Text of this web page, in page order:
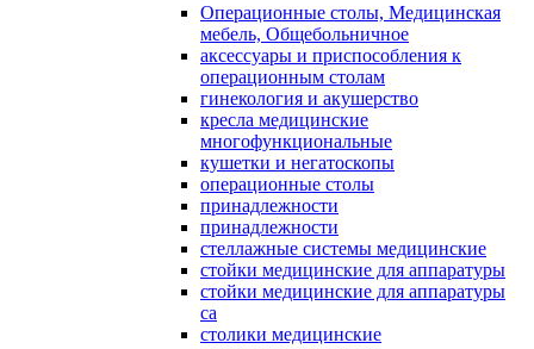
Операционные столы, Медицинская
мебель, Общебольничное
аксессуары и приспособления к
операционным столам
гинекология и акушерство
кресла медицинские
многофункциональные
кушетки и негатоскопы
операционные столы
принадлежности
принадлежности
стеллажные системы медицинские
стойки медицинские для аппаратуры
стойки медицинские для аппаратуры
са
столики медицинские